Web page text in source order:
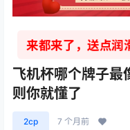
来都来了，送点
飞机杯哪个牌子最
则你就懂了
2cp 7 个月前